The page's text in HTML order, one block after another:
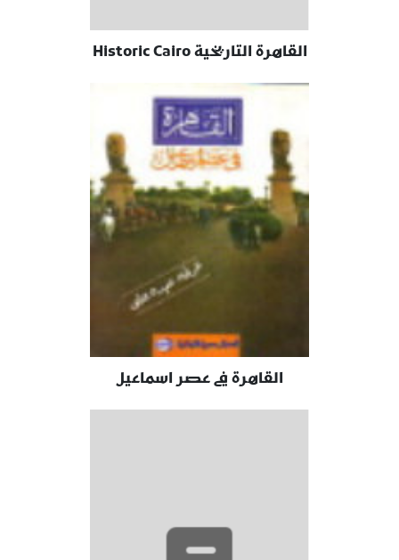
القاهرة التاريخية Historic Cairo
القاهرة في عصر اسماعيل